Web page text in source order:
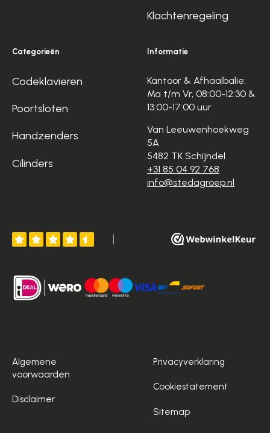
Klachtenregeling
Categorieën
Codeklavieren
Poortsloten
Handzenders
Cilinders
Informatie
Kantoor & Afhaalbalie:
Ma t/m Vr, 08:00-12:30 &
13:00-17:00 uur
Van Leeuwenhoekweg
5A
5482 TK Schijndel
+31 85 04 92 768
info@stedagroep.nl
Algemene
voorwaarden
Disclaimer
Privacyverklaring
Cookiestatement
Sitemap